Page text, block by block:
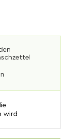
wird